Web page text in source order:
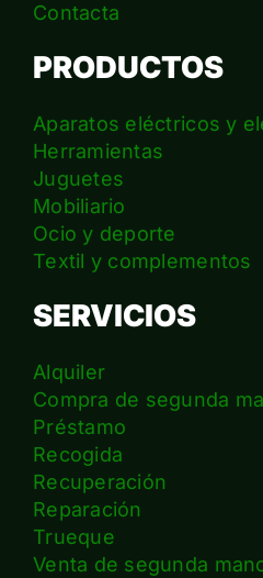
Contacta
PRODUCTOS
Aparatos eléctricos y
Herramientas
Juguetes
Mobiliario
Ocio y deporte
Textil y complementos
SERVICIOS
Alquiler
Compra de segunda
Préstamo
Recogida
Recuperación
Reparación
Trueque
Venta de segunda